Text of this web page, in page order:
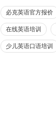
必克英语官方报价
在线英语培训
少儿英语口语培训